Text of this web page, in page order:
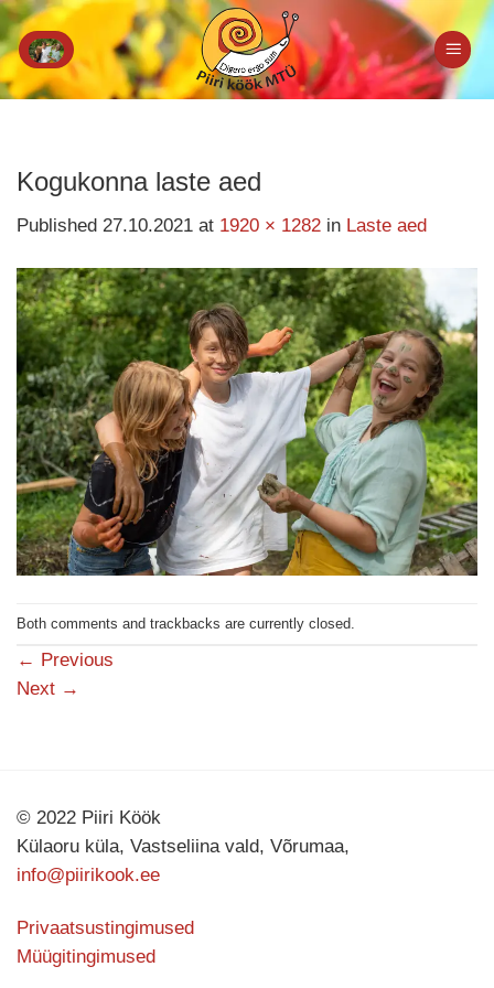
Skip
to
content
Kogukonna laste aed
Published 27.10.2021 at 1920 × 1282 in Laste aed
Both comments and trackbacks are currently closed.
← Previous
Next →
© 2022 Piiri Köök
Külaoru küla, Vastseliina vald, Võrumaa,
info@piirikook.ee
Privaatsustingimused
Müügitingimused